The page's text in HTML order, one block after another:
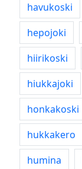
havukoski
hepojoki
hiirikoski
hiukkajoki
honkakoski
hukkakero
humina